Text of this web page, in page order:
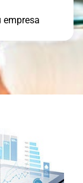
empresa